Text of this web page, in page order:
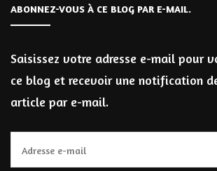
ABONNEZ-VOUS À CE BLOG PAR E-MAIL.
Saisissez votre adresse e-mail pour
ce blog et recevoir une notification
article par e-mail.
e-